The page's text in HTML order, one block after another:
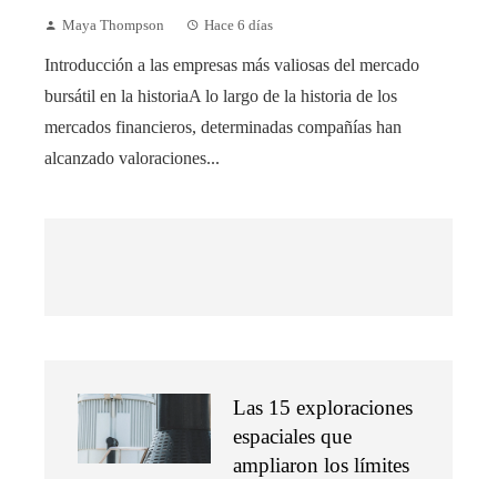
Maya Thompson Hace 6 días
Introducción a las empresas más valiosas del mercado
bursátil en la historiaA lo largo de la historia de los
mercados financieros, determinadas compañías han
alcanzado valoraciones...
Las 15 exploraciones
espaciales que
ampliaron los límites